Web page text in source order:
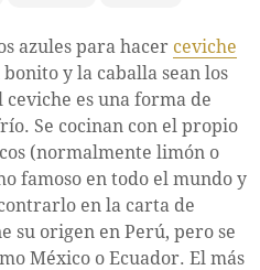
azules para hacer ceviche
bonito y la caballa sean los
ceviche es una forma de
Se cocinan con el propio
(normalmente limón o
famoso en todo el mundo y
en la carta de
su origen en Perú, pero se
México o Ecuador. El más